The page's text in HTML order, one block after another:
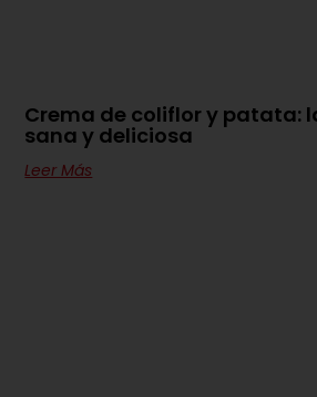
Crema de coliflor y patata:
sana y deliciosa
Leer Más